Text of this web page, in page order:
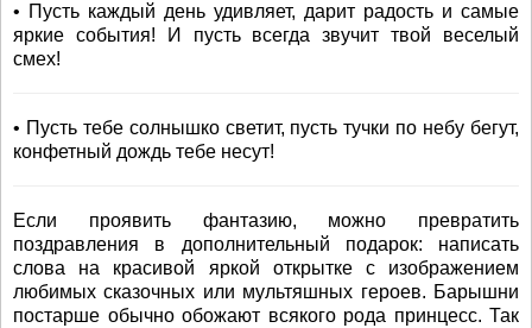
• Пусть каждый день удивляет, дарит радость и самые
яркие события! И пусть всегда звучит твой веселый
смех!
• Пусть тебе солнышко светит, пусть тучки по небу бегут,
конфетный дождь тебе несут!
Если проявить фантазию, можно превратить
поздравления в дополнительный подарок: написать
слова на красивой яркой открытке с изображением
любимых сказочных или мультяшных героев. Барышни
постарше обычно обожают всякого рода принцесс. Так